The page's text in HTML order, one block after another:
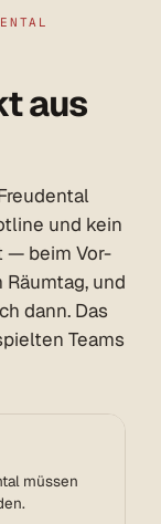
aus
und kein
— beim Vor-
Räumtag, und
dann. Das
Teams
müssen